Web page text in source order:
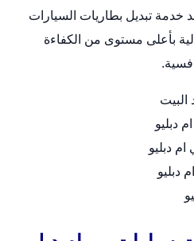
خدمة تبديل بطاريات السيارات
بأعلى مستوى من الكفاءة
البيت
دبليو
ام دبليو
دبليو